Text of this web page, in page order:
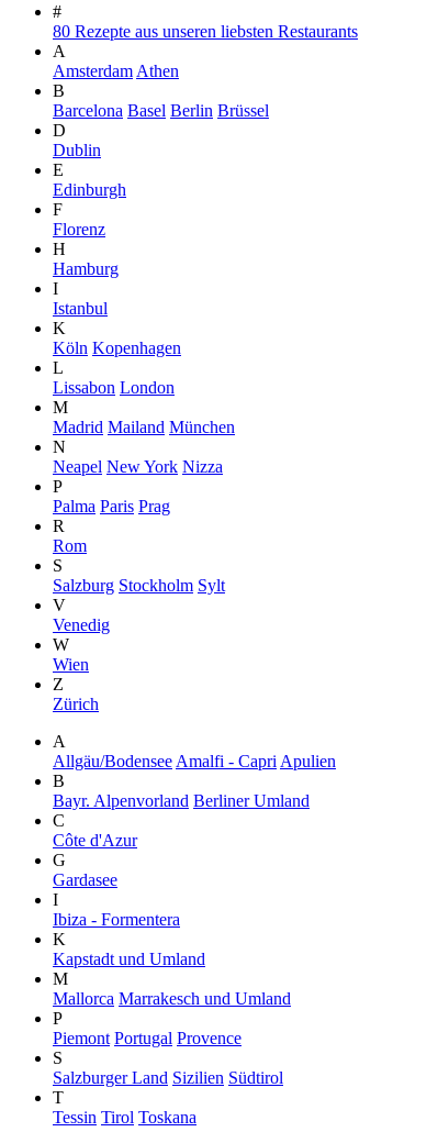
#
80 Rezepte aus unseren liebsten Restaurants
A
Amsterdam Athen
B
Barcelona Basel Berlin Brüssel
D
Dublin
E
Edinburgh
F
Florenz
H
Hamburg
I
Istanbul
K
Köln Kopenhagen
L
Lissabon London
M
Madrid Mailand München
N
Neapel New York Nizza
P
Palma Paris Prag
R
Rom
S
Salzburg Stockholm Sylt
V
Venedig
W
Wien
Z
Zürich
A
Allgäu/Bodensee Amalfi - Capri Apulien
B
Bayr. Alpenvorland Berliner Umland
C
Côte d'Azur
G
Gardasee
I
Ibiza - Formentera
K
Kapstadt und Umland
M
Mallorca Marrakesch und Umland
P
Piemont Portugal Provence
S
Salzburger Land Sizilien Südtirol
T
Tessin Tirol Toskana